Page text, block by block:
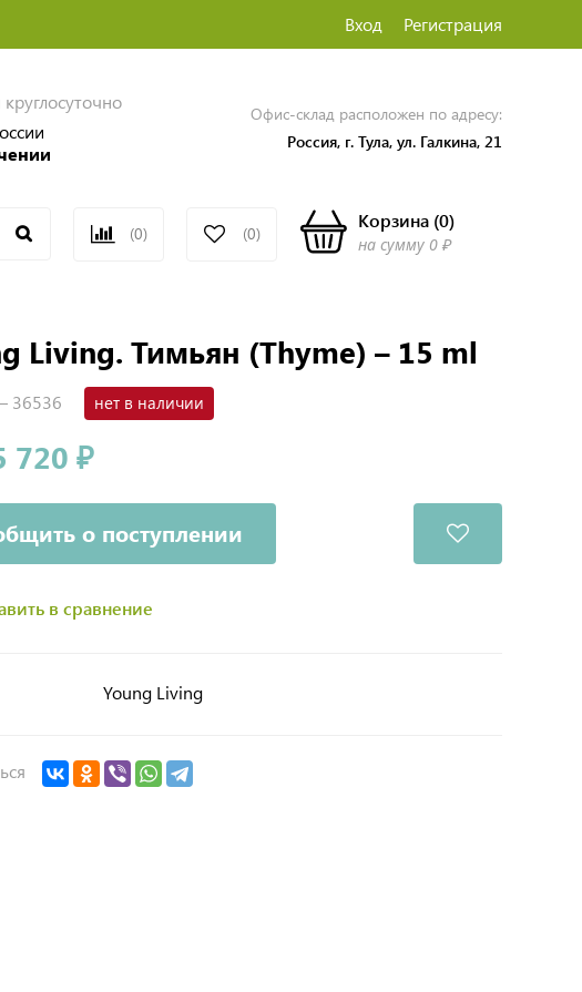
Вход Регистрация
Офис-склад расположен по адресу:
Россия, г. Тула, ул. Галкина, 21
(0) (0)
Корзина(0)
на сумму 0 ₽
Living. Тимьян (Thyme) – 15 ml
36536 нет в наличии
720 ₽
о поступлении
в сравнение
Young Living